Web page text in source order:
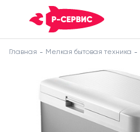
Главная Мелкая бытовая техника